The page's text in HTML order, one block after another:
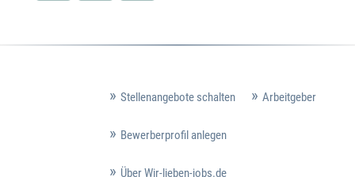
Stellenangebote schalten Arbeitgeber
Bewerberprofil anlegen
Über Wir-lieben-jobs.de